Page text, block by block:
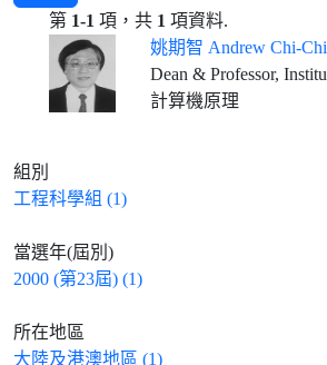
第 1-1 項，共 1 項資料.
姚期智 Andrew Chi-
Dean & Professor, Institute for Interdisciplinary Information
計算機原理
組別
工程科學組 (1)
當選年(屆別)
2000 (第23屆) (1)
所在地區
大陸及港澳地區 (1)